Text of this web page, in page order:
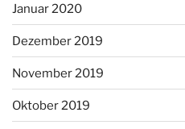
Januar 2020
Dezember 2019
November 2019
Oktober 2019